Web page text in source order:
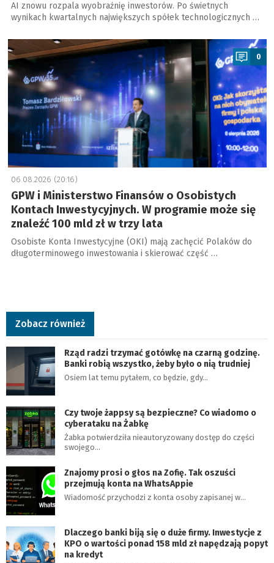
AI znowu rozpala wyobraźnię inwestorów. Po świetnych
wynikach kwartalnych największych spółek technologicznych …
a
0
06.08.2026 (20:16)
GPW i Ministerstwo Finansów o Osobistych
Kontach Inwestycyjnych. W programie może się
znaleźć 100 mld zł w trzy lata
Osobiste Konta Inwestycyjne (OKI) mają zachęcić Polaków do
długoterminowego inwestowania i skierować część …
Zobacz również
Rząd radzi trzymać gotówkę na czarną godzinę.
Banki robią wszystko, żeby było o nią trudniej
Osiem lat temu pytałem, co będzie, gdy…
Czy twoje żappsy są bezpieczne? Co wiadomo o
cyberataku na Żabkę
Żabka potwierdziła nieautoryzowany dostęp do części
swojego…
Znajomy prosi o głos na Zofię. Tak oszuści
przejmują konta na WhatsAppie
Wiadomość przychodzi z konta osoby zapisanej w…
Dlaczego banki biją się o duże firmy. Inwestycje z
KPO o wartości ponad 158 mld zł napędzają popyt
na kredyt